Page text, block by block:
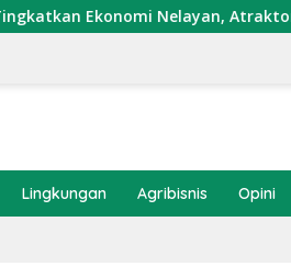
Nelayan, Atraktor Cumi
Lingkungan Agribisnis Opini